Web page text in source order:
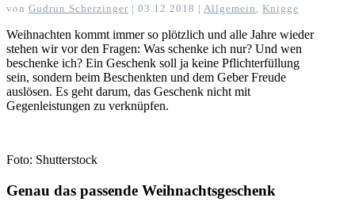
von Gudrun Scherzinger | 03.12.2018 | Allgemein Knigge
Weihnachten kommt immer so plötzlich und alle Jahre wieder
stehen wir vor den Fragen: Was schenke ich nur? Und wen
beschenke ich? Ein Geschenk soll ja keine Pflichterfüllung
sein, sondern beim Beschenkten und dem Geber Freude
auslösen. Es geht darum, das Geschenk nicht mit
Gegenleistungen zu verknüpfen.
Foto: Shutterstock
Genau das passende Weihnachtsgeschenk